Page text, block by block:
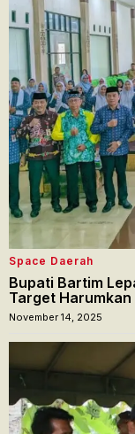
Space Daerah
Bupati Bartim
Target
November 14, 2025